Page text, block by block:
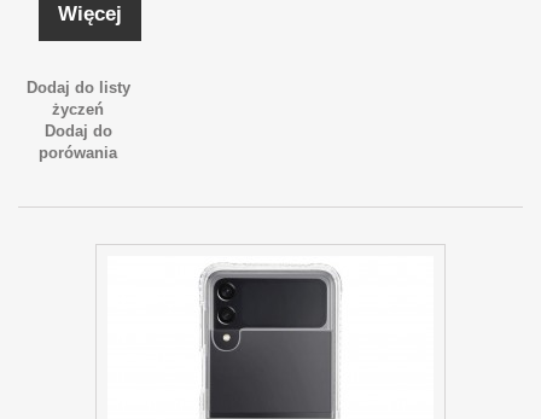
Więcej
Dodaj do listy
życzeń
Dodaj do
porówania